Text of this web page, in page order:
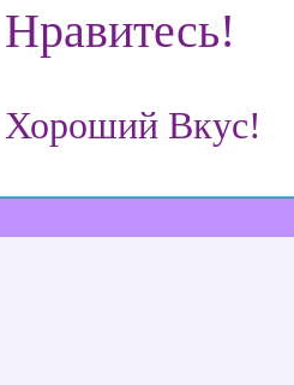
Нравитесь!
Хороший Вкус!